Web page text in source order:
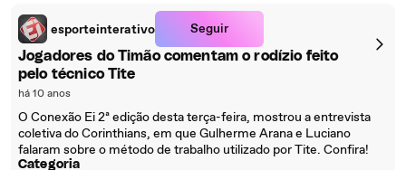
esporteinterativo Seguir
Jogadores do Timão comentam o rodízio feito
pelo técnico Tite
há 10 anos
O Conexão Ei 2ª edição desta terça-feira, mostrou a entrevista
coletiva do Corinthians, em que Gulherme Arana e Luciano
falaram sobre o método de trabalho utilizado por Tite. Confira!
Categoria